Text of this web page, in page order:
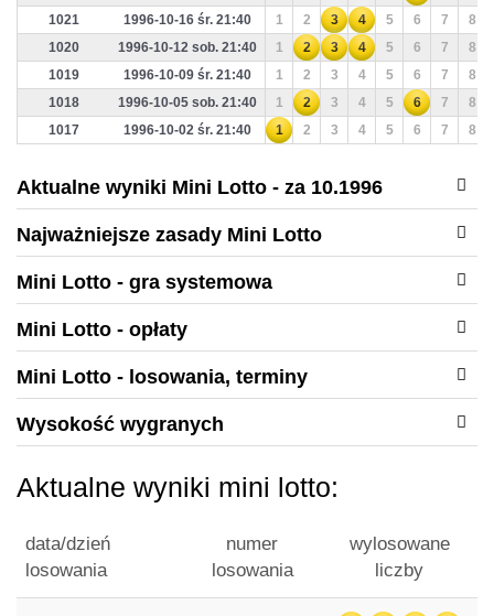
1021
1996-10-16 śr. 21:40 1 2 3 4 5 6 7
8
1020
1996-10-12 sob. 21:40 1 2 3 4 5 6 7
8
1019
1996-10-09 śr. 21:40 1 2 3 4 5 6 7
8
1018
1996-10-05 sob. 21:40 1 2 3 4 5 6 7
8
1017
1996-10-02 śr. 21:40 1 2 3 4 5 6 7 8
Aktualne wyniki Mini Lotto - za 10.1996
Najważniejsze zasady Mini Lotto
Mini Lotto - gra systemowa
Mini Lotto - opłaty
Mini Lotto - losowania, terminy
Wysokość wygranych
Aktualne wyniki mini lotto:
data/dzień
losowania
numer
losowania
wylosowane
liczby